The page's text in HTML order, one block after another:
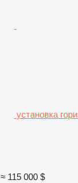
установка
≈ 115 000 $